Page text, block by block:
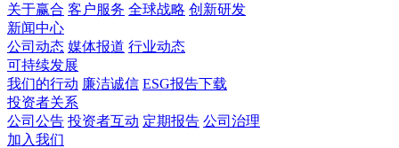
关于赢合 客户服务 全球战略 创新研发
新闻中心
公司动态 媒体报道 行业动态
可持续发展
我们的行动 廉洁诚信 ESG报告下载
投资者关系
公司公告 投资者互动 定期报告 公司治理
加入我们